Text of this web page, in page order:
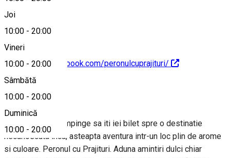
Joi
10:00 - 20:00
Vineri
10:00 - 20:00
Sâmbătă
10:00 - 20:00
Duminică
10:00 - 20:00
https://www.facebook.com/peronulcuprajituri/
Despre
Cand sufletul te impinge sa iti iei bilet spre o destinatie
necunoscuta inca, asteapta aventura intr-un loc plin de arome
si culoare. Peronul cu Prajituri. Aduna amintiri dulci chiar